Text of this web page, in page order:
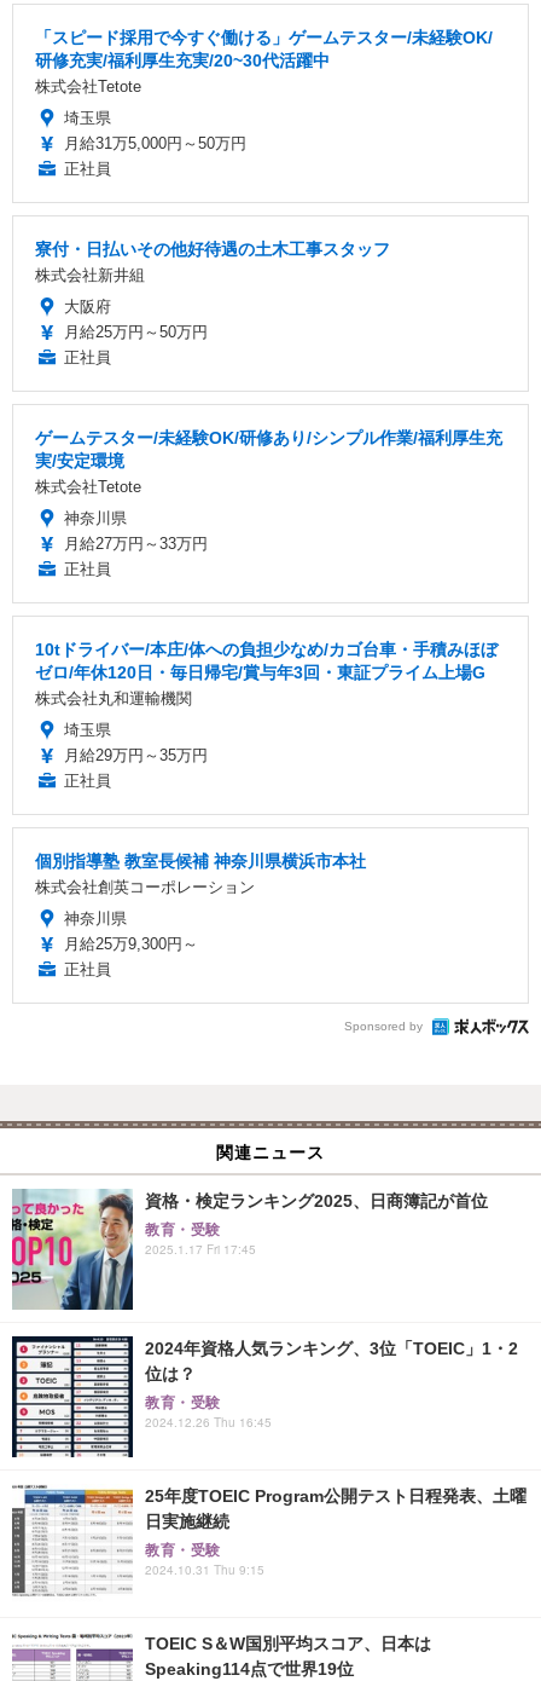
「スピード採用で今すぐ働ける」ゲームテスター/未経験OK/
研修充実/福利厚生充実/20~30代活躍中
株式会社Tetote
埼玉県
月給31万5,000円～50万円
正社員
寮付・日払いその他好待遇の土木工事スタッフ
株式会社新井組
大阪府
月給25万円～50万円
正社員
ゲームテスター/未経験OK/研修あり/シンプル作業/福利厚生充
実/安定環境
株式会社Tetote
神奈川県
月給27万円～33万円
正社員
10tドライバー/本庄/体への負担少なめ/カゴ台車・手積みほぼ
ゼロ/年休120日・毎日帰宅/賞与年3回・東証プライム上場G
株式会社丸和運輸機関
埼玉県
月給29万円～35万円
正社員
個別指導塾 教室長候補 神奈川県横浜市本社
株式会社創英コーポレーション
神奈川県
月給25万9,300円～
正社員
Sponsored by
関連ニュース
資格・検定ランキング2025、日商簿記が首位
教育・受験
2025.1.17 Fri 17:45
2024年資格人気ランキング、3位「TOEIC」1・2
位は？
教育・受験
2024.12.26 Thu 16:45
25年度TOEIC Program公開テスト日程発表、土曜
日実施継続
教育・受験
2024.10.31 Thu 9:15
TOEIC S＆W国別平均スコア、日本は
Speaking114点で世界19位